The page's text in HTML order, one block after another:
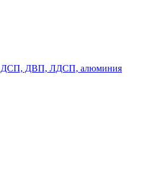
ДСП, ДВП, ЛДСП, алюминия